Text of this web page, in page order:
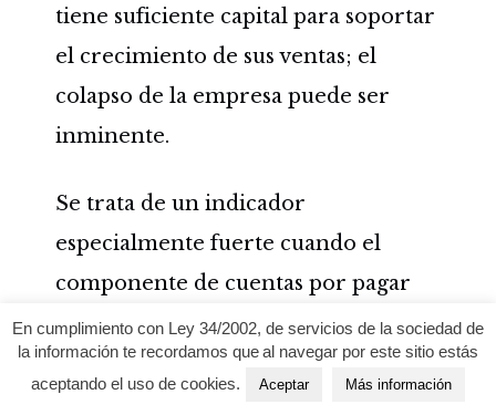
tiene suficiente capital para soportar
el crecimiento de sus ventas; el
colapso de la empresa puede ser
inminente.
Se trata de un indicador
especialmente fuerte cuando el
componente de cuentas por pagar
del fondo de maniobra es muy
elevado, ya que indica que la
En cumplimiento con Ley 34/2002, de servicios de la sociedad de
la información te recordamos que al navegar por este sitio estás
aceptando el uso de cookies.
Aceptar Más información